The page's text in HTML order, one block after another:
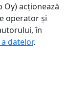
acționează
operator și
în
datelor.